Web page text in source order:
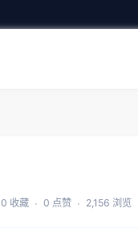
0 收藏 0 点赞 2,156 浏览